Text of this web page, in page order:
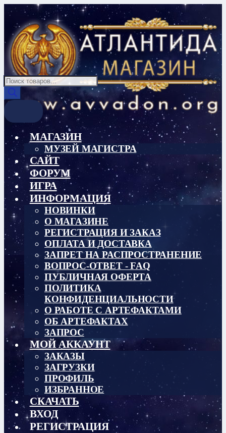
Перейти
навигации
Перейти
содержимому
Поиск
товаров
МАГАЗИН
МУЗЕЙ МАГИСТРА
САЙТ
ФОРУМ
ИГРА
ИНФОРМАЦИЯ
НОВИНКИ
О МАГАЗИНЕ
РЕГИСТРАЦИЯ И ЗАКАЗ
ОПЛАТА И ДОСТАВКА
ЗАПРЕТ НА РАСПРОСТРАНЕНИЕ
ВОПРОС-ОТВЕТ - FAQ
ПУБЛИЧНАЯ ОФЕРТА
ПОЛИТИКА
КОНФИДЕНЦИАЛЬНОСТИ
О РАБОТЕ С АРТЕФАКТАМИ
ОБ АРТЕФАКТАХ
ЗАПРОС
МОЙ АККАУНТ
ЗАКАЗЫ
ЗАГРУЗКИ
ПРОФИЛЬ
ИЗБРАННОЕ
СКАЧАТЬ
ВХОД
РЕГИСТРАЦИЯ